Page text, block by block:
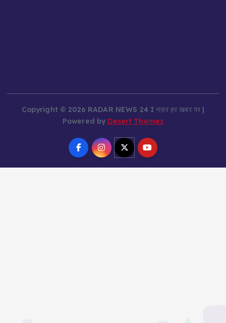
Copyright © 2026 RADAR NEWS 24 I नज़र हर खबर पर |
Powered by Desert Themes